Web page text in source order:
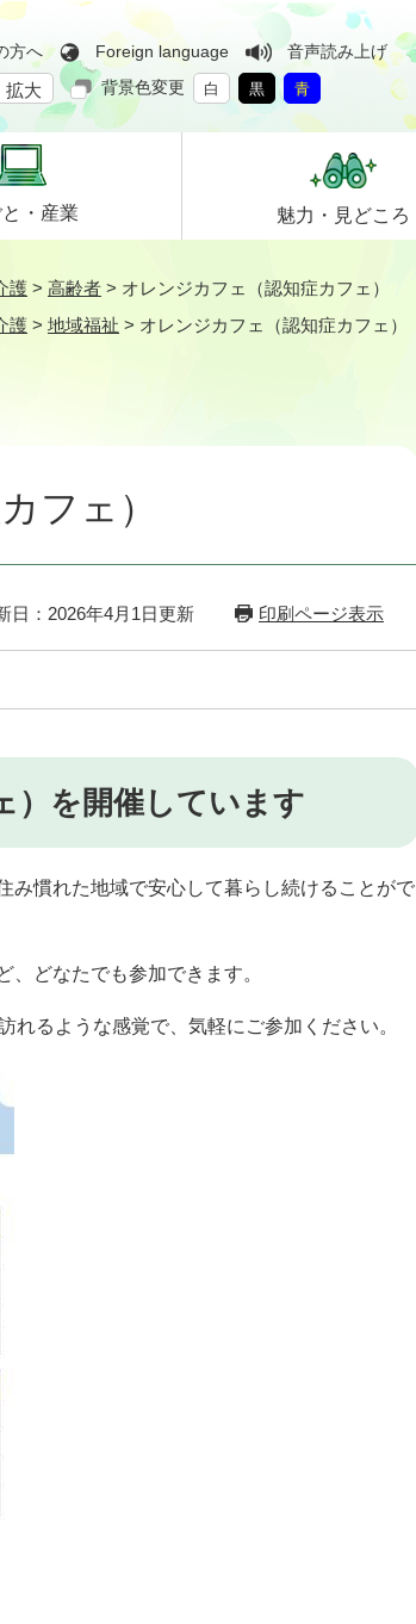
方へ Foreign language
音声読み上げ
拡大 背景色変更 白 黒 青
・ 産業 魅力・ 見どころ
護 > 高齢者 > オレンジカフェ（認知症カフェ）
護 > 地域福祉 > オレンジカフェ（認知症カフェ）
フェ）
日：2026年4月1日更新 印刷ページ表示
）を開催しています
み慣れた地域で安心して暮らし続けることがで
どなたでも参加できます。
るような感覚で、気軽にご参加ください。